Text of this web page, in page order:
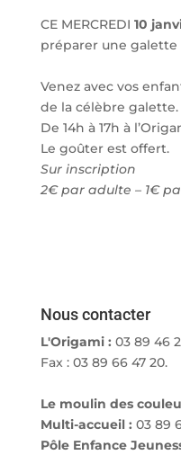
CE MERCREDI 10
préparer une galette
Venez avec vos
de la célèbre galette.
De 14h à 17h à
Le goûter est offert.
Sur inscription
2€ par adulte – 1€
Nous contacter
L'Origami : 03 89 46
Fax : 03 89 66 47 20.
Le moulin des
Multi-accueil : 03 89
Pôle Enfance